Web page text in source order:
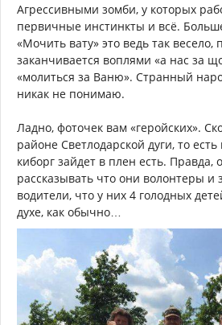
Агрессивными зомби, у которых
первичные инстинкты и всё.
«Мочить вату» это ведь так весело,
заканчивается воплями «а нас за
«молиться за Ваню». Странный
никак не понимаю.
Ладно, фоточек вам «геройских».
районе Светлодарской дуги, то
киборг зайдет в плен есть. Правда,
рассказывать что они волонтеры и
водители, что у них 4 голодных
духе, как обычно…